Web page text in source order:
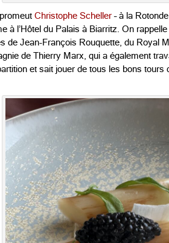
Christophe Scheller– à la
à l’Hôtel du Palais à Biarritz. On
de Jean-François Rouquette, du Royal
de Thierry Marx, qui a également
et sait jouer de tous les bons